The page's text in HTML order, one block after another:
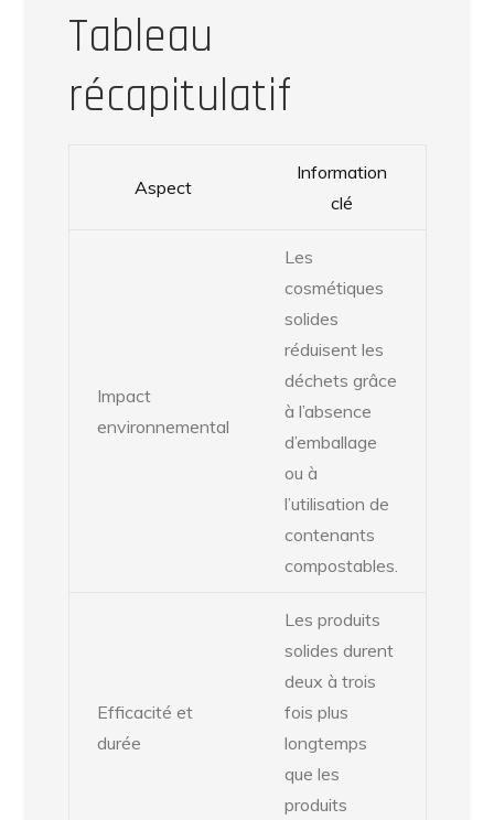
Tableau
récapitulatif
Aspect
Information
clé
Impact
environnemental
Les
cosmétiques
solides
réduisent les
déchets grâce
à l’absence
d’emballage
ou à
l’utilisation de
contenants
compostables.
Efficacité et
durée
Les produits
solides durent
deux à trois
fois plus
longtemps
que les
produits